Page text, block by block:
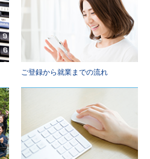
ご登録から就業までの流れ